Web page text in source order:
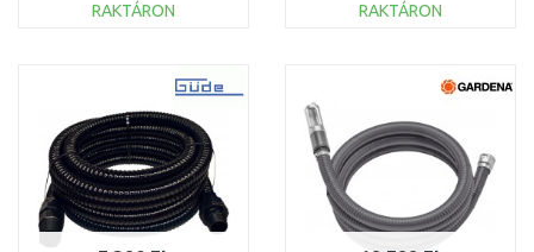
RAKTÁRON
Összehasonlítás
RAKTÁRON
Összehasonlítás